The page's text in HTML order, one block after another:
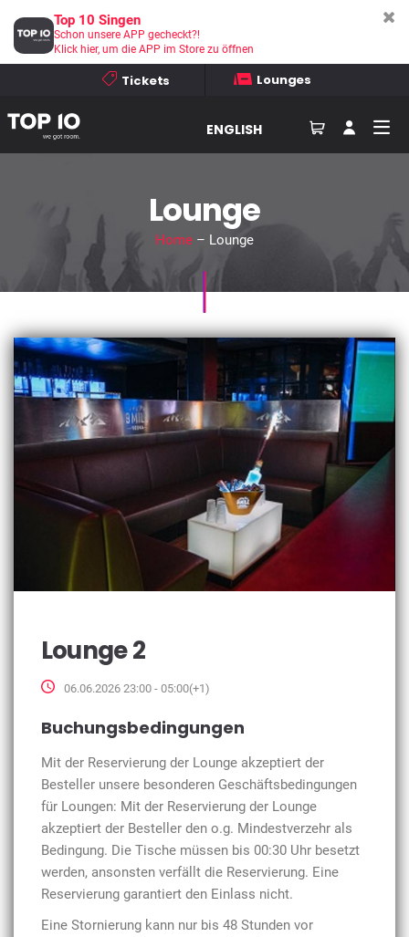
Tickets Lounges
ENGLISH
Lounge
Home– Lounge
Lounge 2
06.06.2026 23:00 - 05:00(+1)
Buchungsbedingungen
Mit der Reservierung der Lounge akzeptiert der
Besteller unsere besonderen Geschäftsbedingungen
für Loungen: Mit der Reservierung der Lounge
akzeptiert der Besteller den o.g. Mindestverzehr als
Bedingung. Die Tische müssen bis 00:30 Uhr besetzt
werden, ansonsten verfällt die Reservierung. Eine
Reservierung garantiert den Einlass nicht.
Eine Stornierung kann nur bis 48 Stunden vor
Top 10 Singen
Schon unsere APP gecheckt?!
Klick hier, um die APP im Store zu öffnen